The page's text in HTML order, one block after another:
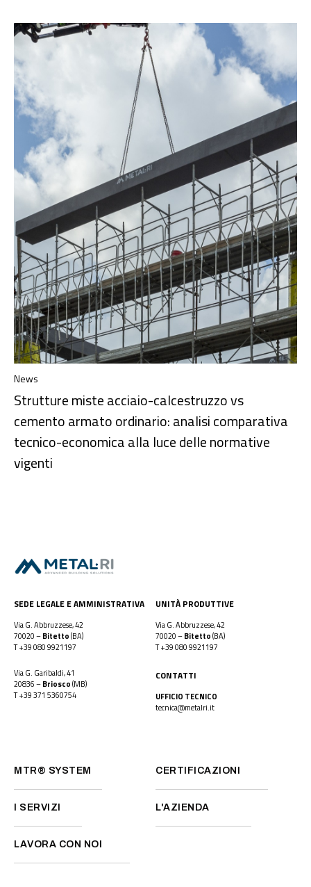
News
Strutture miste acciaio-calcestruzzo vs
cemento armato ordinario: analisi comparativa
tecnico-economica alla luce delle normative
vigenti
SEDE LEGALE E AMMINISTRATIVA
Via G. Abbruzzese, 42
70020 –Bitetto(BA)
T+39 080 9921197
UNITÀ PRODUTTIVE
Via G. Abbruzzese, 42
70020 –Bitetto(BA)
T+39 080 9921197
Via G. Garibaldi, 41
20836 –Briosco(MB)
T+39 371 5360754
CONTATTI
UFFICIO TECNICO
tecnica@metalri.it
MTR® SYSTEM CERTIFICAZIONI
I SERVIZI L'AZIENDA
LAVORA CON NOI